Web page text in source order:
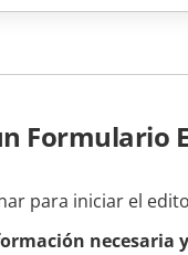
Formulario
para iniciar el
necesaria